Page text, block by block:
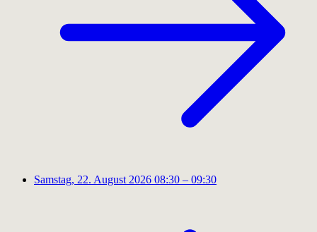
Samstag, 22. August 2026 08:30 – 09:30